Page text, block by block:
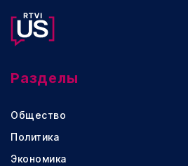
Разделы
Общество
Политика
Экономика